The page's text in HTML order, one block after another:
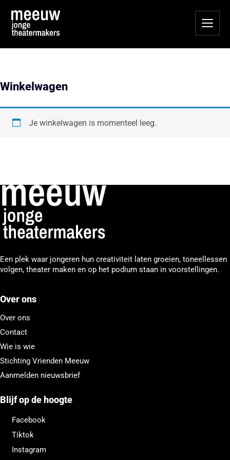
Winkelwagen
Je winkelwagen is momenteel leeg.
Een plek waar jongeren hun creativiteit laten groeien, toneellessen
volgen, theater maken en op het podium staan in voorstellingen.
Over ons
Over ons
Contact
Wie is wie
Stichting Vrienden Meeuw
Aanmelden nieuwsbrief
Blijf op de hoogte
Facebook
Tiktok
Instagram